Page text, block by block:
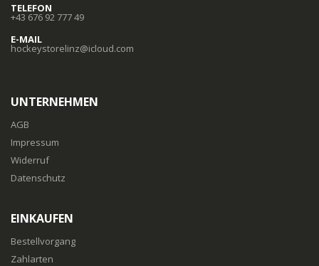
TELEFON
+43 676 92 777 49
E-MAIL
hockeystorelinz@icloud.com
UNTERNEHMEN
AGB
Impressum
Widerruf
Datenschutz
EINKAUFEN
Bestellvorgang
Zahlarten